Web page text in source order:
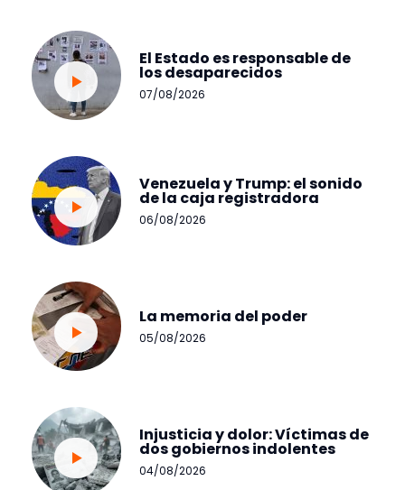
El Estado es responsable de
los desaparecidos
07/08/2026
Venezuela y Trump: el sonido
de la caja registradora
06/08/2026
La memoria del poder
05/08/2026
Injusticia y dolor: Víctimas de
dos gobiernos indolentes
04/08/2026